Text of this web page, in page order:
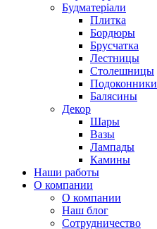
Будматеріали
Плитка
Бордюры
Брусчатка
Лестницы
Столешницы
Подоконники
Балясины
Декор
Шары
Вазы
Лампады
Камины
Наши работы
О компании
О компании
Наш блог
Сотрудничество